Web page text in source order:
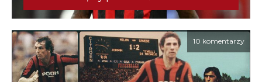
10 komentarzy